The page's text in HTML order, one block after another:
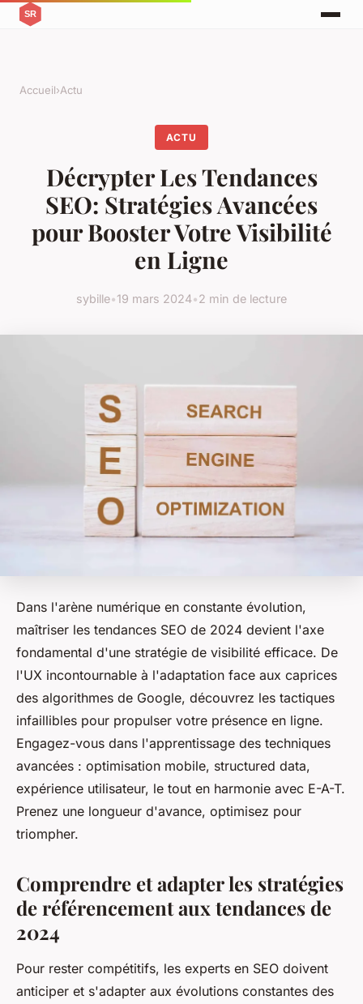
Accueil›Actu
ACTU
Décrypter Les Tendances
SEO: Stratégies Avancées
pour Booster Votre Visibilité
en Ligne
sybille•19 mars 2024•2 min de lecture
Dans l'arène numérique en constante évolution,
maîtriser les tendances SEO de 2024 devient l'axe
fondamental d'une stratégie de visibilité efficace. De
l'UX incontournable à l'adaptation face aux caprices
des algorithmes de Google, découvrez les tactiques
infaillibles pour propulser votre présence en ligne.
Engagez-vous dans l'apprentissage des techniques
avancées : optimisation mobile, structured data,
expérience utilisateur, le tout en harmonie avec E-A-T.
Prenez une longueur d'avance, optimisez pour
triompher.
Comprendre et adapter les stratégies
de référencement aux tendances de
2024
Pour rester compétitifs, les experts en SEO doivent
anticiper et s'adapter aux évolutions constantes des